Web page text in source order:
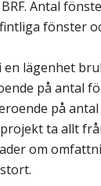
. Antal
fönster
en lägenhet
på antal
på
ta allt
om